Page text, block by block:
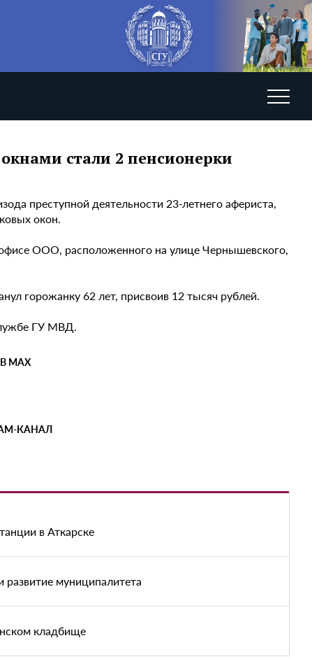
стали 2 пенсионерки
преступной деятельности 23-летнего афериста,
окон.
ООО, расположенного на улице Чернышевского,
горожанку 62 лет, присвоив 12 тысяч рублей.
ГУ МВД.
MAX
КАНАЛ
в Аткарске
муниципалитета
кладбище